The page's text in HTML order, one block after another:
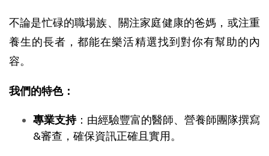
不論是忙碌的職場族、關注家庭健康的爸媽，或注重
養生的長者，都能在樂活精選找到對你有幫助的內
容。
我們的特色：
專業支持：由經驗豐富的醫師、營養師團隊撰寫
&審查，確保資訊正確且實用。